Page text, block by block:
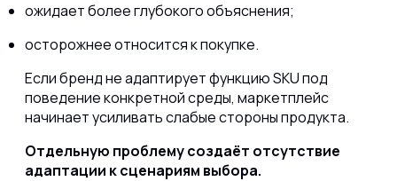
ожидает более глубокого объяснения;
осторожнее относится к покупке.
Если бренд не адаптирует функцию SKU под
поведение конкретной среды, маркетплейс
начинает усиливать слабые стороны продукта.
Отдельную проблему создаёт отсутствие
адаптации к сценариям выбора.